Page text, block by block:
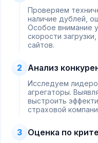
Проверяем
наличие дублей,
Особое внимание
скорости
сайтов.
2 Анализ
Исследуем
агрегаторы.
выстроить
страховой
3 Оценка по